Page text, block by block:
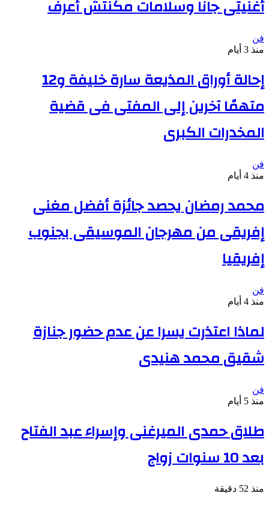
أغنيتى جانا وسلامات مكنتش أعرف
فن
منذ 3 أيام
إحالة أوراق المذيعة سارة خليفة و12
متهمًا آخرين إلى المفتى فى قضية
المخدرات الكبرى
فن
منذ 4 أيام
محمد رمضان يحصد جائزة أفضل مغنى
إفريقى من مهرجان الموسيقى بجنوب
إفريقيا
فن
منذ 4 أيام
لماذا اعتذرت يسرا عن عدم حضور جنازة
شقيق محمد هنيدى
فن
منذ 5 أيام
طلاق حمدى الميرغنى وإسراء عبد الفتاح
بعد 10 سنوات زواج
منذ 52 دقيقة